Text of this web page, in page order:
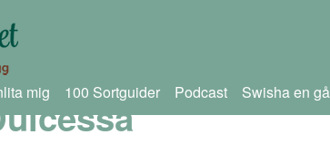
mig 100 Sortguider Podcast Swisha en